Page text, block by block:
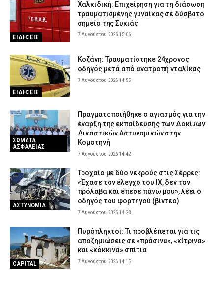
ΕΙΔΗΣΕΙΣ
Χαλκιδική: Επιχείρηση για τη διάσωση
τραυματισμένης γυναίκας σε δύσβατο
σημείο της Συκιάς
7 Αυγούστου 2026 15:06
ΕΙΔΗΣΕΙΣ
Κοζάνη: Τραυματίστηκε 24χρονος
οδηγός μετά από ανατροπή νταλίκας
7 Αυγούστου 2026 14:55
ΣΩΜΑΤΑ
ΑΣΦΑΛΕΙΑΣ
Πραγματοποιήθηκε ο αγιασμός για την
έναρξη της εκπαίδευσης των Δοκίμων
Δικαστικών Αστυνομικών στην
Κομοτηνή
7 Αυγούστου 2026 14:42
ΑΣΤΥΝΟΜΙΑ
Τροχαίο με δύο νεκρούς στις Σέρρες:
«Έχασε τον έλεγχο του ΙΧ, δεν τον
πρόλαβα και έπεσε πάνω μου», λέει ο
οδηγός του φορτηγού (βίντεο)
7 Αυγούστου 2026 14:28
CAPITAL
Πυρόπληκτοι: Τι προβλέπεται για τις
αποζημιώσεις σε «πράσινα», «κίτρινα»
και «κόκκινα» σπίτια
7 Αυγούστου 2026 14:15